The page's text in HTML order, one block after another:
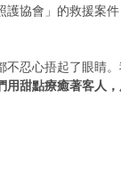
協會」的救援案
忍心捂起了眼睛
用甜點療癒著客人